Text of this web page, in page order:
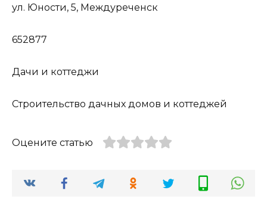
ул. Юности, 5, Междуреченск
652877
Дачи и коттеджи
Строительство дачных домов и коттеджей
Оцените статью